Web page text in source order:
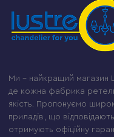
Ми – найкращий магазин
де кожна фабрика
якість. Пропонуємо
приладів, що
отримують офіційну